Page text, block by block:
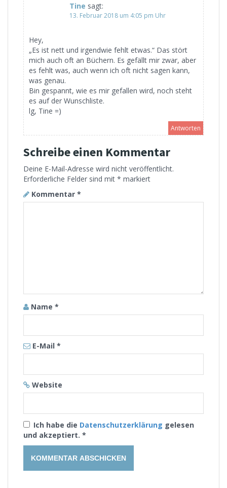
Tine sagt:
13. Februar 2018 um 4:05 pm Uhr
Hey,
„Es ist nett und irgendwie fehlt etwas.“ Das stört
mich auch oft an Büchern. Es gefällt mir zwar, aber
es fehlt was, auch wenn ich oft nicht sagen kann,
was genau.
Bin gespannt, wie es mir gefallen wird, noch steht
es auf der Wunschliste.
lg, Tine =)
Antworten
Schreibe einen Kommentar
Deine E-Mail-Adresse wird nicht veröffentlicht.
Erforderliche Felder sind mit * markiert
Kommentar *
Name *
E-Mail *
Website
Ich habe die Datenschutzerklärung gelesen
und akzeptiert. *